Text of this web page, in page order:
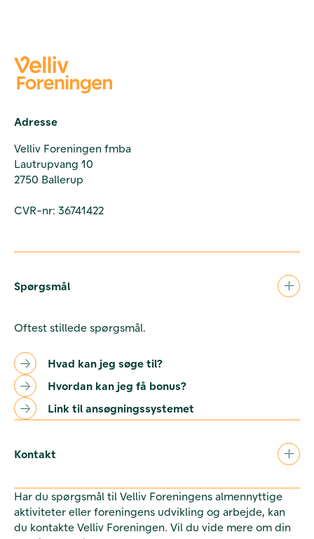
Adresse
Velliv Foreningen fmba
Lautrupvang 10
2750 Ballerup
CVR-nr: 36741422
Spørgsmål
Oftest stillede spørgsmål.
Hvad kan jeg søge til?
Hvordan kan jeg få bonus?
Link til ansøgningssystemet
Kontakt
Har du spørgsmål til Velliv Foreningens almennyttige
aktiviteter eller foreningens udvikling og arbejde, kan
du kontakte Velliv Foreningen. Vil du vide mere om din